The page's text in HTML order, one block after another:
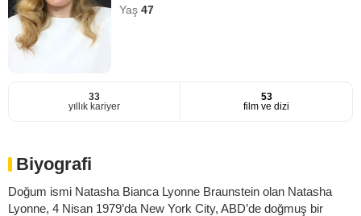
Yaş47
33
yıllık kariyer
53
film ve dizi
Biyografi
Doğum ismi Natasha Bianca Lyonne Braunstein olan Natasha
Lyonne, 4 Nisan 1979’da New York City, ABD’de doğmuş bir